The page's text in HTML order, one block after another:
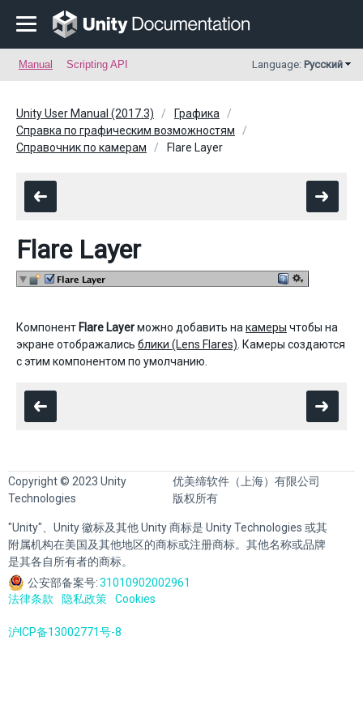
Manual Scripting API Language: Русский
Unity User Manual (2017.3)
Графика
Справка по графическим возможностям
Справочник по камерам
Flare Layer
Flare Layer
Компонент Flare Layerможно добавить на камеры чтобы на
экране отображались блики (Lens Flares) . Камеры создаются
с этим компонентом по умолчанию.
Copyright © 2023 Unity
Technologies
优美缔软件（上海）有限公司
版权所有
"Unity"、Unity 徽标及其他 Unity 商标是 Unity Technologies 或其
附属机构在美国及其他地区的商标或注册商标。其他名称或品牌
是其各自所有者的商标。
公安部备案号:31010902002961
法律条款
隐私政策 Cookies
沪ICP备13002771号-8